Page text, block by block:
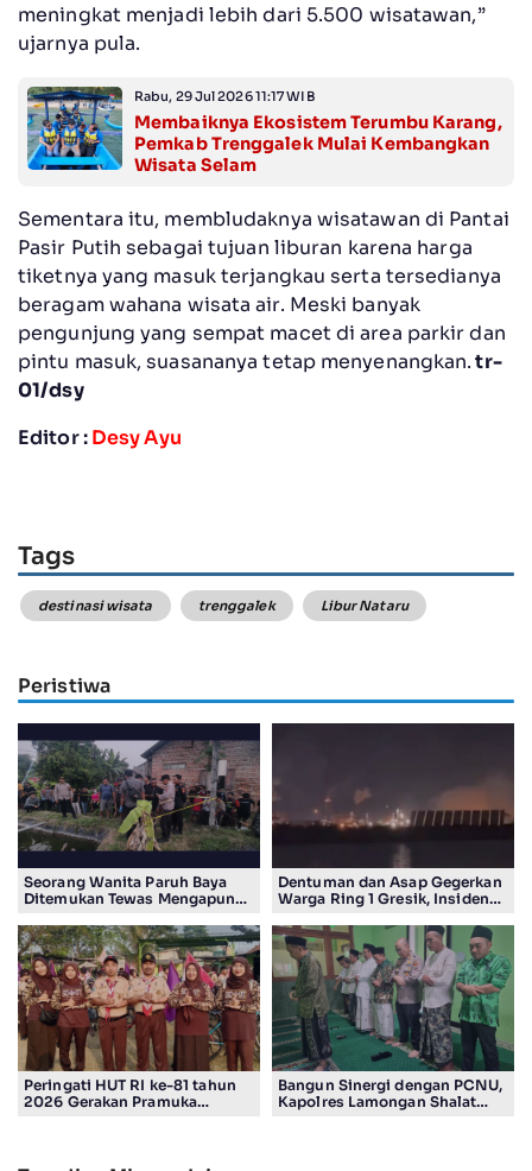
meningkat menjadi lebih dari 5.500 wisatawan,”
ujarnya pula.
Rabu, 29 Jul 2026 11:17 WIB
Membaiknya Ekosistem Terumbu Karang,
Pemkab Trenggalek Mulai Kembangkan
Wisata Selam
Sementara itu, membludaknya wisatawan di Pantai
Pasir Putih sebagai tujuan liburan karena harga
tiketnya yang masuk terjangkau serta tersedianya
beragam wahana wisata air. Meski banyak
pengunjung yang sempat macet di area parkir dan
pintu masuk, suasananya tetap menyenangkan.tr-
01/dsy
Editor :Desy Ayu
Tags
destinasi wisata trenggalek Libur Nataru
Peristiwa
Seorang Wanita Paruh Baya
Ditemukan Tewas Mengapung
Dentuman dan Asap Gegerkan
Warga Ring 1 Gresik, Insiden
Smelting
Peringati HUT RI ke-81 tahun
2026 Gerakan Pramuka
Bangun Sinergi dengan PCNU,
Kapolres Lamongan Shalat